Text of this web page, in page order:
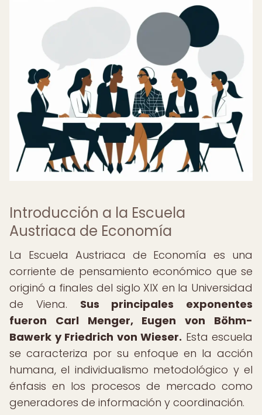
Introducción a la Escuela
Austriaca de Economía
La Escuela Austriaca de Economía es una
corriente de pensamiento económico que se
originó a finales del siglo XIX en la Universidad
de Viena. Sus principales exponentes
fueron Carl Menger, Eugen von Böhm-
Bawerk y Friedrich von Wieser. Esta escuela
se caracteriza por su enfoque en la acción
humana, el individualismo metodológico y el
énfasis en los procesos de mercado como
generadores de información y coordinación.